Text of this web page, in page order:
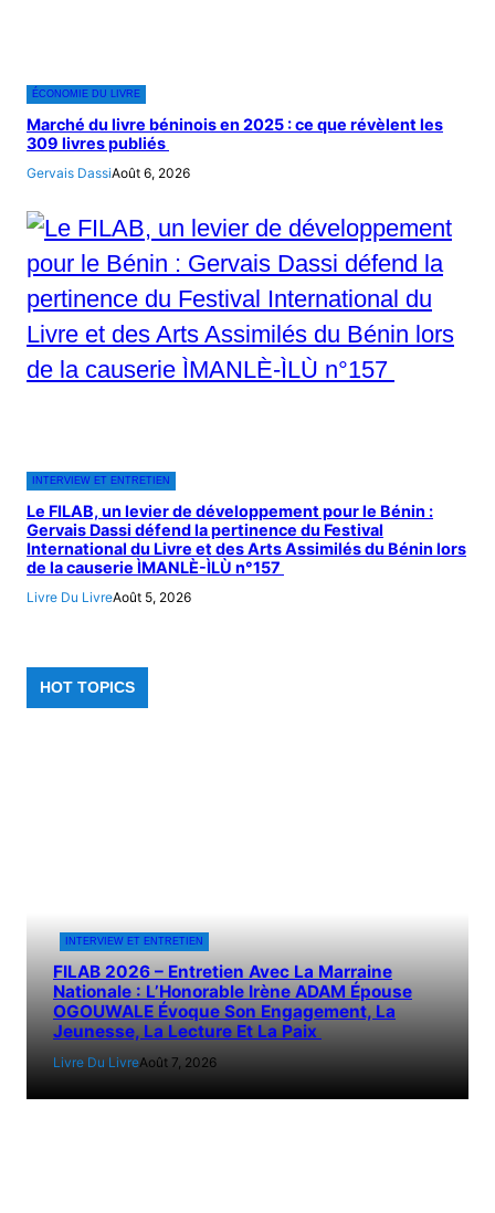
ÉCONOMIE DU LIVRE
Marché du livre béninois en 2025 : ce que révèlent les
309 livres publiés
Gervais DassiAoût 6, 2026
INTERVIEW ET ENTRETIEN
Le FILAB, un levier de développement pour le Bénin :
Gervais Dassi défend la pertinence du Festival
International du Livre et des Arts Assimilés du Bénin lors
de la causerie ÌMANLÈ-ÌLÙ n°157
Livre Du LivreAoût 5, 2026
HOT TOPICS
INTERVIEW ET ENTRETIEN
FILAB 2026 – Entretien Avec La Marraine
Nationale : L’Honorable Irène ADAM Épouse
OGOUWALE Évoque Son Engagement, La
Jeunesse, La Lecture Et La Paix
Livre Du LivreAoût 7, 2026